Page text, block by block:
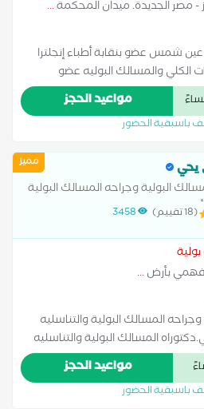
- مصر الجديدة. ميدان المحكمة...
شمس عضو بنقابة أطباء إنجلترا
الكلي والمسالك البوليه عضو
استشاري جراحة المسالك البوليه
البول و متخصص فى: - علاج
- علاج التضخم الشيخوخي للبروستاتا
عند السيدات
مواعيد الحجز
باسبقية الحضور
مميز يحي
البولية وجراحه المسالك البولية
الذكورة والعقم.. دكتوراه
(18 تقييم) 3458
بأرض...
المسالك البولية والتناسليه
المسالك البولية والتناسليه
مواعيد الحجز
باسبقية الحضور